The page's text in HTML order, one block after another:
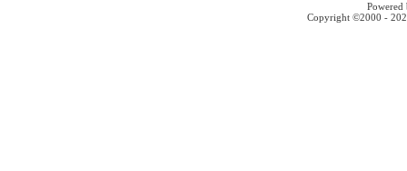
Copyright ©2000 -